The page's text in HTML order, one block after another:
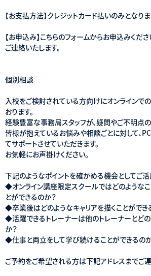
【お支払方法】クレジットカード払いのみとなりま
【お申込み】こちらのフォームからお申込みくだ
ご連絡いたします。
個別相談
入校をご検討されている方向けにオンラインで
おります。
経験豊富な事務局スタッフが、疑問やご不明点の
皆様が抱えているお悩みや相談ごとに対して、
てサポートさせていただきます。
お気軽にお声掛けください。
下記のようなポイントを確かめる機会としてご活
◆オンライン講座限定スクールではどのようなこ
とができるのか？
◆卒業後はどのようなキャリアを描くことができ
◆活躍できるトレーナーは他のトレーナーとど
か？
◆仕事と両立をして学び続けることができるの
ご予約をご希望される方は下記アドレスまでご連